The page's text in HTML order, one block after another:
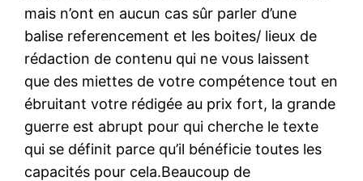
mais n’ont en aucun cas sûr parler d’une
balise referencement et les boites/ lieux de
rédaction de contenu qui ne vous laissent
que des miettes de votre compétence tout en
ébruitant votre rédigée au prix fort, la grande
guerre est abrupt pour qui cherche le texte
qui se définit parce qu’il bénéficie toutes les
capacités pour cela.Beaucoup de